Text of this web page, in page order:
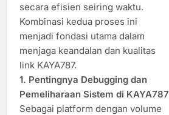
secara efisien seiring waktu.
Kombinasi kedua proses ini
menjadi fondasi utama dalam
menjaga keandalan dan kualitas
link KAYA787.
1. Pentingnya Debugging dan
Pemeliharaan Sistem di KAYA787
Sebagai platform dengan volume